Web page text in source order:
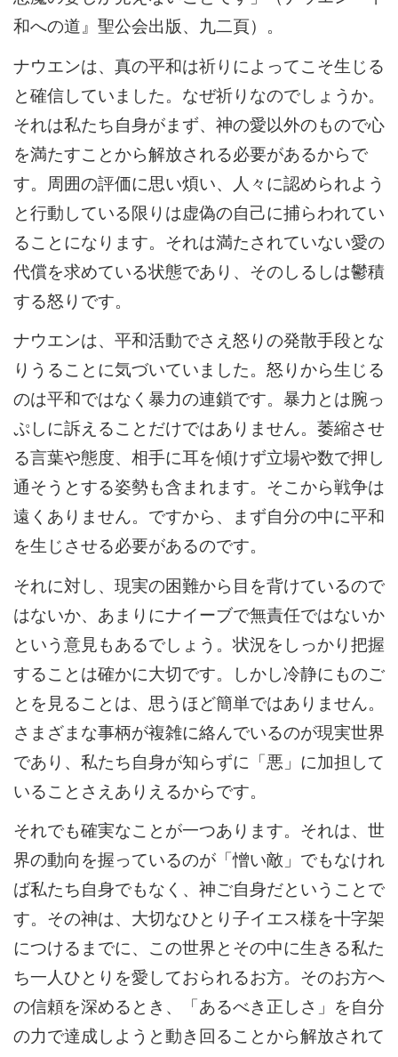
和への道』聖公会出版、九二頁）。
ナウエンは、真の平和は祈りによってこそ生じる
と確信していました。なぜ祈りなのでしょうか。
それは私たち自身がまず、神の愛以外のもので心
を満たすことから解放される必要があるからで
す。周囲の評価に思い煩い、人々に認められよう
と行動している限りは虚偽の自己に捕らわれてい
ることになります。それは満たされていない愛の
代償を求めている状態であり、そのしるしは鬱積
する怒りです。
ナウエンは、平和活動でさえ怒りの発散手段とな
りうることに気づいていました。怒りから生じる
のは平和ではなく暴力の連鎖です。暴力とは腕っ
ぷしに訴えることだけではありません。萎縮させ
る言葉や態度、相手に耳を傾けず立場や数で押し
通そうとする姿勢も含まれます。そこから戦争は
遠くありません。ですから、まず自分の中に平和
を生じさせる必要があるのです。
それに対し、現実の困難から目を背けているので
はないか、あまりにナイーブで無責任ではないか
という意見もあるでしょう。状況をしっかり把握
することは確かに大切です。しかし冷静にものご
とを見ることは、思うほど簡単ではありません。
さまざまな事柄が複雑に絡んでいるのが現実世界
であり、私たち自身が知らずに「悪」に加担して
いることさえありえるからです。
それでも確実なことが一つあります。それは、世
界の動向を握っているのが「憎い敵」でもなけれ
ば私たち自身でもなく、神ご自身だということで
す。その神は、大切なひとり子イエス様を十字架
につけるまでに、この世界とその中に生きる私た
ち一人ひとりを愛しておられるお方。そのお方へ
の信頼を深めるとき、「あるべき正しさ」を自分
の力で達成しようと動き回ることから解放されて